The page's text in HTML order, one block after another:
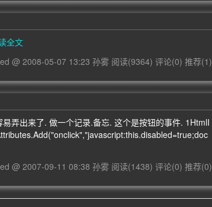
全文
@ 2008-05-07 13:23 孙雾 阅读(9364) 评论(0) 推荐(1)
弄出来了. 做一个记录.备忘. 这个是按钮的事件. 1HtmlI
@ 2007-09-11 08:38 孙雾 阅读(1438) 评论(0) 推荐(0)